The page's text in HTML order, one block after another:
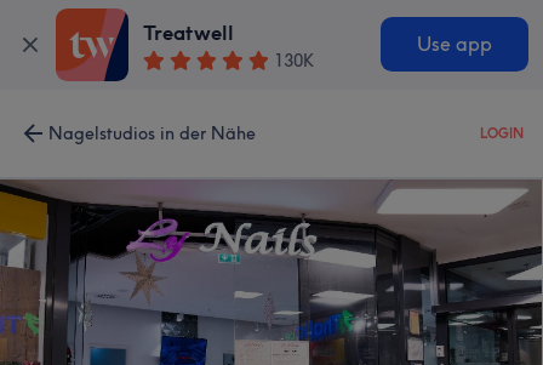
Treatwell
130K
Use app
Nagelstudios in der Nähe LOGIN